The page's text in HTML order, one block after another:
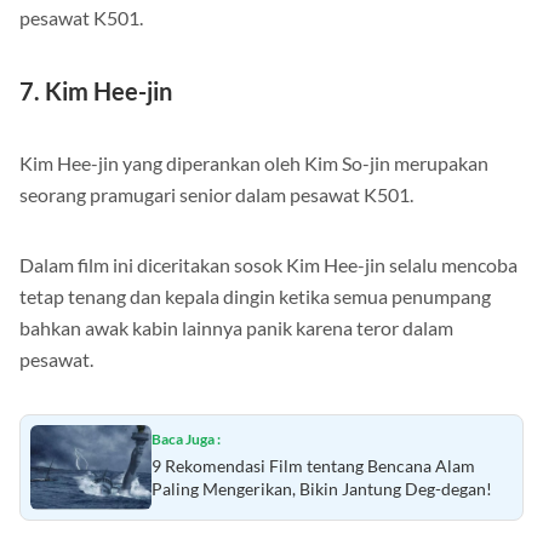
pesawat K501.
7. Kim Hee-jin
Kim Hee-jin yang diperankan oleh Kim So-jin merupakan
seorang pramugari senior dalam pesawat K501.
Dalam film ini diceritakan sosok Kim Hee-jin selalu mencoba
tetap tenang dan kepala dingin ketika semua penumpang
bahkan awak kabin lainnya panik karena teror dalam
pesawat.
Baca Juga :
9 Rekomendasi Film tentang Bencana Alam
Paling Mengerikan, Bikin Jantung Deg-degan!